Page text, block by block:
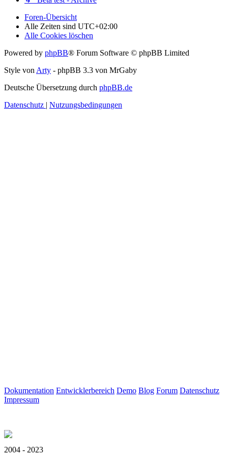
Foren-Übersicht
Alle Zeiten sind UTC+02:00
Alle Cookies löschen
Powered by phpBB® Forum Software © phpBB Limited
Style vonArty - phpBB 3.3 von MrGaby
Deutsche Übersetzung durch phpBB.de
Datenschutz | Nutzungsbedingungen
Dokumentation Entwicklerbereich Demo Blog Forum Datenschutz
Impressum
2004 - 2023